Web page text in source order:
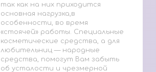
так как на них приходится
основная нагрузка,в
особенности, во время
«стоячей» работы. Специальные
косметические средства, а для
любительниц — народные
средства, помогут Вам забыть
об усталости и чрезмерной